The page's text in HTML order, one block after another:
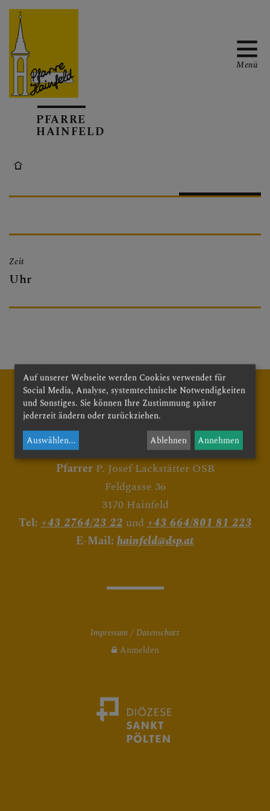
AKTUELL
GOTTESDIENSTE
PFARRTEAM
FOTOGALERIE
GRUPPEN & RUNDEN
PFARRE
HAINFELD
Menü
Zeit
Uhr
Röm. Kath. Pfarre Hainfeld
Pfarrer P. Josef Lackstätter OSB
Feldgasse 36
3170 Hainfeld
Tel: +43 2764/23 22und+43 664/801 81 223
E-Mail: hainfeld@dsp.at
Impressum
Datenschutz
Anmelden
Auf unserer Webseite werden Cookies verwendet für
Social Media, Analyse, systemtechnische Notwendigkeiten
und Sonstiges. Sie können Ihre Zustimmung später
jederzeit ändern oder zurückziehen.
Auswählen... Ablehnen Annehmen